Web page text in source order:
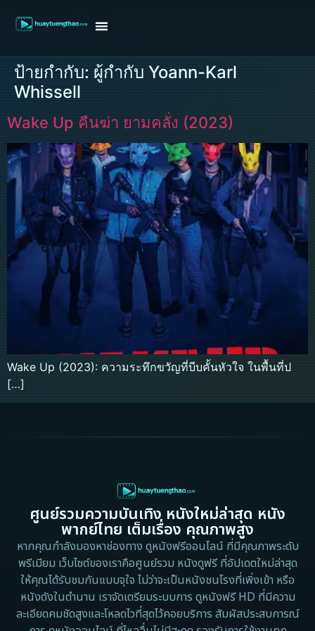
ป้ายกำกับ: ผู้กำกับ Yoann-Karl
Whissell
Wake Up คืนฆ่า ยามคลั่ง (2023)
Wake Up (2023): ความระทึกขวัญที่บีบคั้นหัวใจ ในพื้นที่ป
[…]
ศูนย์รวมความบันเทิง หนังใหม่ล่าสุด หนัง
พากย์ไทย เต็มเรื่อง คุณภาพสูง
หากคุณกำลังมองหาช่องทาง ดูหนังฟรีออนไลน์ ที่มีคุณภาพระดับ
พรีเมียม เว็บไซต์ของเราคือศูนย์รวม หนังดูฟรี ที่อัปเดตใหม่ล่าสุด
ให้คุณได้รับชมกันแบบจุใจ ไม่ว่าจะเป็นหนังชนโรงที่เพิ่งเข้า หรือ
หนังดังในตำนาน เราจัดเตรียมระบบการ ดูหนังฟรี HD ที่มีความ
ละเอียดคมชัดสูงและโหลดไวที่สุดไว้คอยบริการ สัมผัสประสบการณ์